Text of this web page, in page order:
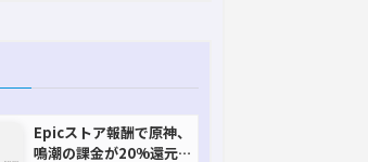
Epicストア報酬で原神、
鳴潮の課金が20%還元